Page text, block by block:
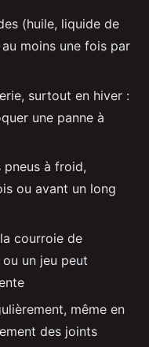
(huile, liquide de
moins une fois par
surtout en hiver :
une panne à
à froid,
ou avant un long
courroie de
un jeu peut
même en
des joints